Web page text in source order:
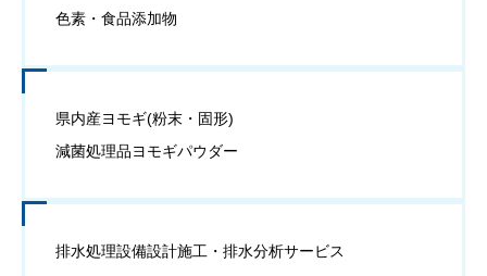
色素・食品添加物
県内産ヨモギ(粉末・固形)
減菌処理品ヨモギパウダー
排水処理設備設計施工・排水分析サービス